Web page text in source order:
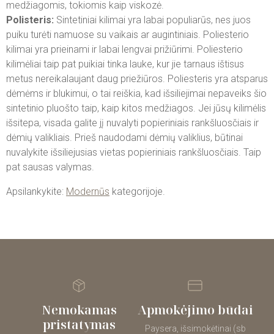
medžiagomis, tokiomis kaip viskozė.
Polisteris: Sintetiniai kilimai yra labai populiarūs, nes juos
puiku turėti namuose su vaikais ar augintiniais. Poliesterio
kilimai yra prieinami ir labai lengvai prižiūrimi. Poliesterio
kilimėliai taip pat puikiai tinka lauke, kur jie tarnaus ištisus
metus nereikalaujant daug priežiūros. Poliesteris yra atsparus
dėmėms ir blukimui, o tai reiškia, kad išsiliejimai nepaveiks šio
sintetinio pluošto taip, kaip kitos medžiagos. Jei jūsų kilimėlis
išsitepa, visada galite jį nuvalyti popieriniais rankšluosčiais ir
dėmių valikliais. Prieš naudodami dėmių valiklius, būtinai
nuvalykite išsiliejusias vietas popieriniais rankšluosčiais. Taip
pat sausas valymas.
Apsilankykite: Modernūs kategorijoje.
Nemokamas
pristatymas
Apmokėjimo būdai
Paysera, išsimokėtinai (sb